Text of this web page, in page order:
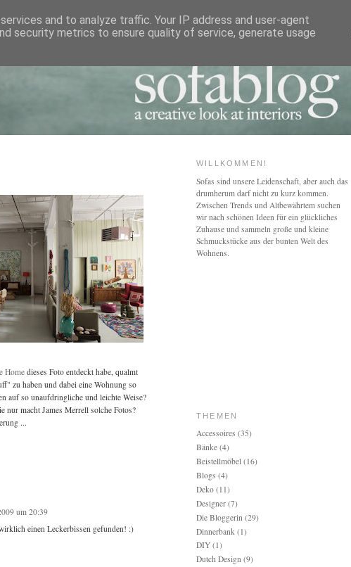
Home dieses Foto entdeckt habe, qualmt
zu haben und dabei eine Wohnung so
auf so unaufdringliche und leichte Weise?
nur macht James Merrell solche Fotos?
...
um 20:39
einen Leckerbissen gefunden! :)
WILLKOMMEN!
Sofas sind unsere Leidenschaft, aber auch das
drumherum darf nicht zu kurz kommen.
Zwischen Trends und Altbewährtem suchen
wir nach schönen Ideen für ein glückliches
Zuhause und sammeln große und kleine
Schmuckstücke aus der bunten Welt des
Wohnens.
THEMEN
Accessoires (35)
Bänke (4)
Beistellmöbel (16)
Blogs (4)
Deko (11)
Designer (7)
Die Bloggerin (29)
Dinnerbank (1)
DIY (1)
Dutch Design (9)
and to analyze traffic. Your IP address and user-agent
security metrics to ensure quality of service, generate usage